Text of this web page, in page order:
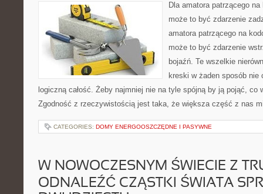
Dla amatora patrzącego
może to być zdarzenie
amatora patrzącego na
może to być zdarzenie
bojaźń. Te wszelkie
kreski w żaden sposób nie
logiczną całość. Żeby najmniej nie na tyle spójną by ją pojąć, co
Zgodność z rzeczywistością jest taka, że większa część z nas
CATEGORIES: DOMY ENERGOOSZCZĘDNE I PASYWNE
W NOWOCZESNYM ŚWIECIE Z
ODNALEŹĆ CZĄSTKI ŚWIATA